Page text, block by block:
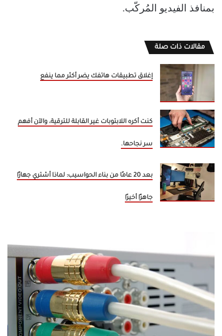
بمنافذ الفيديو المُركّب.
مقالات ذات صلة
إغلاق تطبيقات هاتفك يضر أكثر مما ينفع
كنت أكره اللابتوبات غير القابلة للترقية، والآن أفهم
سر نجاحها.
بعد 20 عامًا من بناء الحواسيب: لماذا أشتري جهازًا
جاهزًا أخيرًا